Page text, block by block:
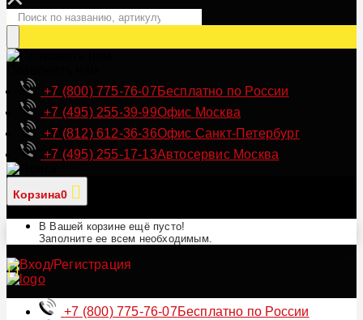
+7 (800) 775-76-07Бесплатно по России
+7 (495) 255-39-99Офис Москва
+7 (812) 612-36-36Офис Санкт-Петербург
+7 (495) 255-17-13Автосервис Москва
Корзина0
В Вашей корзине ещё пусто!
Заполните ее всем необходимым.
+7 (800) 775-76-07Бесплатно по России